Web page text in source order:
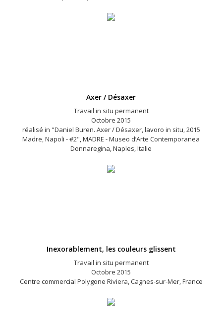
Axer / Désaxer
Travail in situ permanent
Octobre 2015
réalisé in "Daniel Buren. Axer / Désaxer, lavoro in situ, 2015
Madre, Napoli - #2", MADRE - Museo d’Arte Contemporanea
Donnaregina, Naples, Italie
Inexorablement, les couleurs glissent
Travail in situ permanent
Octobre 2015
Centre commercial Polygone Riviera, Cagnes-sur-Mer, France